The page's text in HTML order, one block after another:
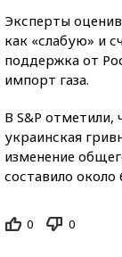
Эксперты
как «слабую» и
поддержка от
импорт газа.
В S&P отметили,
украинская
изменение
составило
0 0